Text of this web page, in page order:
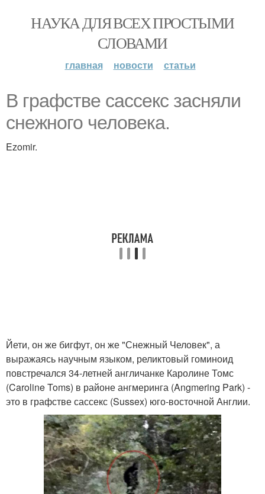
НАУКА ДЛЯ ВСЕХ ПРОСТЫМИ
СЛОВАМИ
главная новости статьи
В графстве сассекс засняли
снежного человека.
Ezomir.
Йети, он же бигфут, он же "Снежный Человек", а
выражаясь научным языком, реликтовый гоминоид
повстречался 34-летней англичанке Каролине Томс
(Caroline Toms) в районе ангмеринга (Angmering Park) -
это в графстве сассекс (Sussex) юго-восточной Англии.